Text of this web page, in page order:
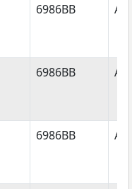
6986BB
6986BB
6986BB